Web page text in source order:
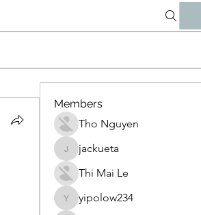
Members
Tho Nguyen
jackueta
jackueta
Thi Mai Le
yipolow234
yipolow234